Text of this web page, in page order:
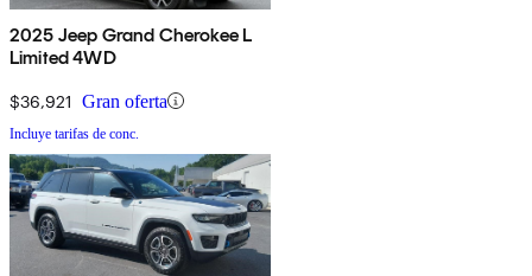
2025 Jeep Grand Cherokee L
Limited 4WD
$36,921 Gran oferta
Incluye tarifas de conc.